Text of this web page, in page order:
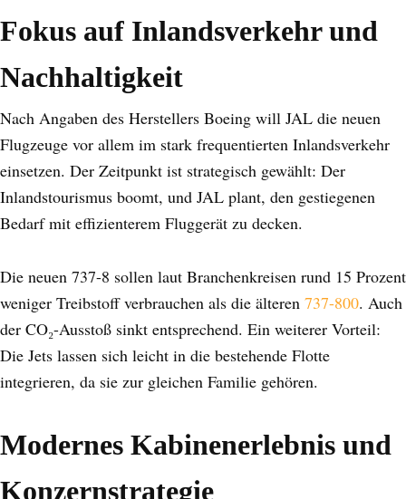
Fokus auf Inlandsverkehr und
Nachhaltigkeit
Nach Angaben des Herstellers Boeing will JAL die neuen
Flugzeuge vor allem im stark frequentierten Inlandsverkehr
einsetzen. Der Zeitpunkt ist strategisch gewählt: Der
Inlandstourismus boomt, und JAL plant, den gestiegenen
Bedarf mit effizienterem Fluggerät zu decken.
Die neuen 737-8 sollen laut Branchenkreisen rund 15 Prozent
weniger Treibstoff verbrauchen als die älteren 737-800. Auch
der CO₂-Ausstoß sinkt entsprechend. Ein weiterer Vorteil:
Die Jets lassen sich leicht in die bestehende Flotte
integrieren, da sie zur gleichen Familie gehören.
Modernes Kabinenerlebnis und
Konzernstrategie